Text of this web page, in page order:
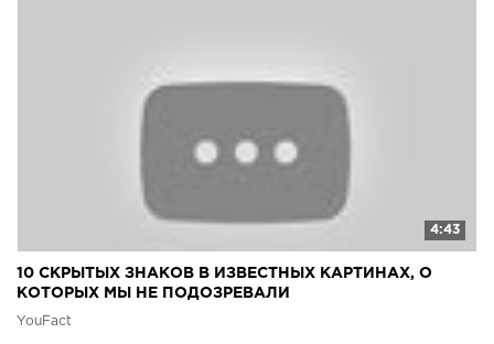
4:43
10 СКРЫТЫХ ЗНАКОВ В ИЗВЕСТНЫХ КАРТИНАХ, О
КОТОРЫХ МЫ НЕ ПОДОЗРЕВАЛИ
YouFact